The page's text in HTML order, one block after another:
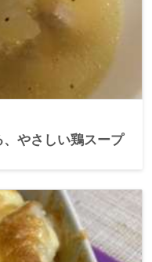
やさしい鶏スープ